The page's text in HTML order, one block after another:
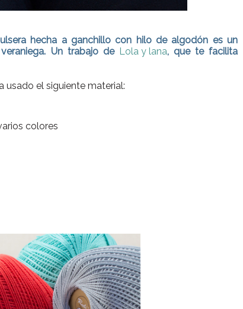
hecha a ganchillo con hilo de algodón es un
Un trabajo de Lola y lana, que te facilita
usado el siguiente material:
colores